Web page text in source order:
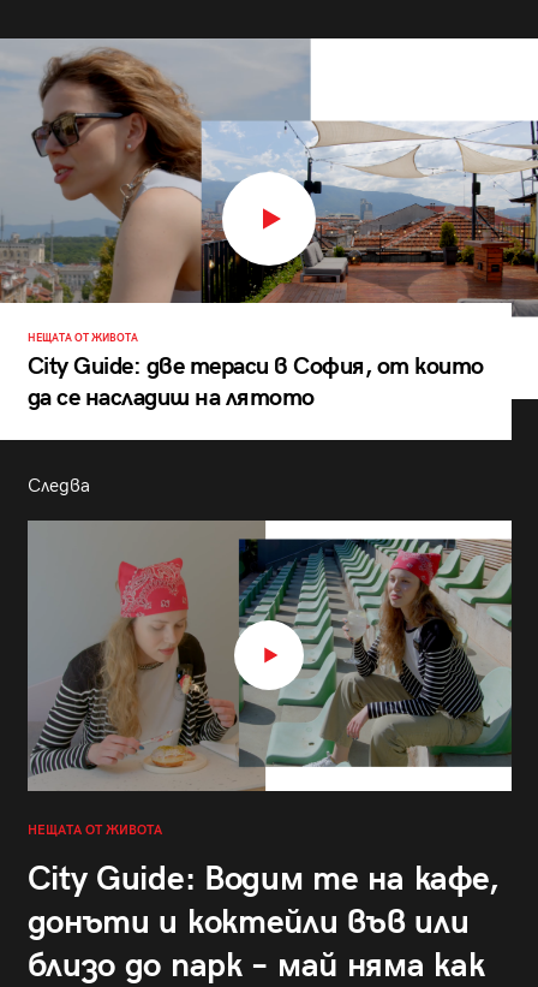
НЕЩАТА ОТ ЖИВОТА
City Guide: две тераси в София, от които
да се насладиш на лятото
Следва
НЕЩАТА ОТ ЖИВОТА
City Guide: Водим те на кафе,
донъти и коктейли във или
близо до парк – май няма как